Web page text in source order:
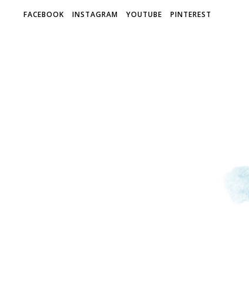
FACEBOOK INSTAGRAM YOUTUBE PINTEREST